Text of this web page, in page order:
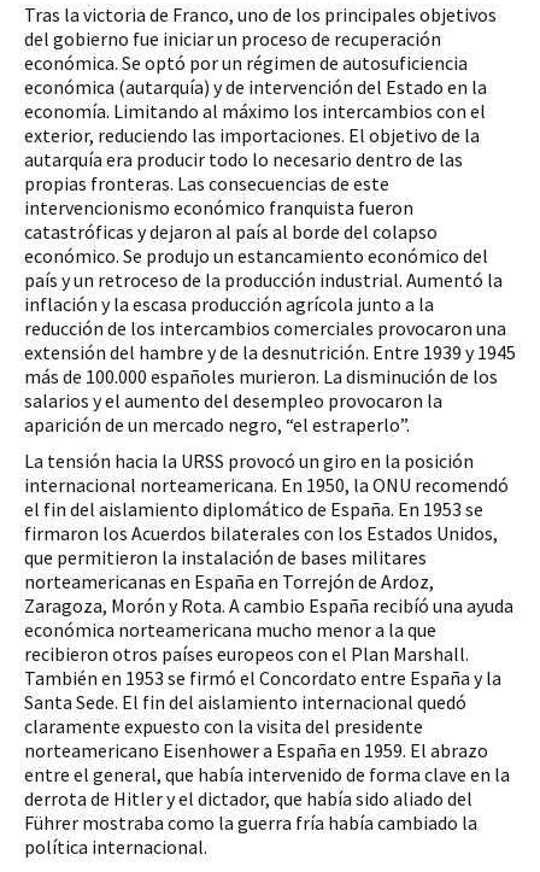
Tras la victoria de Franco, uno de los principales objetivos
del gobierno fue iniciar un proceso de recuperación
económica. Se optó por un régimen de autosuficiencia
económica (autarquía) y de intervención del Estado en la
economía. Limitando al máximo los intercambios con el
exterior, reduciendo las importaciones. El objetivo de la
autarquía era producir todo lo necesario dentro de las
propias fronteras. Las consecuencias de este
intervencionismo económico franquista fueron
catastróficas y dejaron al país al borde del colapso
económico. Se produjo un estancamiento económico del
país y un retroceso de la producción industrial. Aumentó la
inflación y la escasa producción agrícola junto a la
reducción de los intercambios comerciales provocaron una
extensión del hambre y de la desnutrición. Entre 1939 y 1945
más de 100.000 españoles murieron. La disminución de los
salarios y el aumento del desempleo provocaron la
aparición de un mercado negro, “el estraperlo”.
La tensión hacia la URSS provocó un giro en la posición
internacional norteamericana. En 1950, la ONU recomendó
el fin del aislamiento diplomático de España. En 1953 se
firmaron los Acuerdos bilaterales con los Estados Unidos,
que permitieron la instalación de bases militares
norteamericanas en España en Torrejón de Ardoz,
Zaragoza, Morón y Rota. A cambio España recibíó una ayuda
económica norteamericana mucho menor a la que
recibieron otros países europeos con el Plan Marshall.
También en 1953 se firmó el Concordato entre España y la
Santa Sede. El fin del aislamiento internacional quedó
claramente expuesto con la visita del presidente
norteamericano Eisenhower a España en 1959. El abrazo
entre el general, que había intervenido de forma clave en la
derrota de Hitler y el dictador, que había sido aliado del
Führer mostraba como la guerra fría había cambiado la
política internacional.